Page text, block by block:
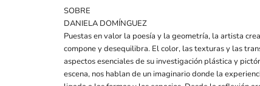
SOBRE
DANIELA DOMÍNGUEZ
Puestas en valor la poesía y la geometría, la artista
compone y desequilibra. El color, las texturas y las
aspectos esenciales de su investigación plástica y
escena, nos hablan de un imaginario donde la